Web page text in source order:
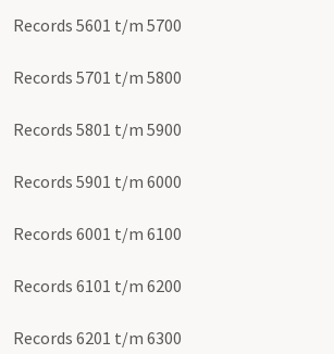
Records 5601 t/m 5700
Records 5701 t/m 5800
Records 5801 t/m 5900
Records 5901 t/m 6000
Records 6001 t/m 6100
Records 6101 t/m 6200
Records 6201 t/m 6300